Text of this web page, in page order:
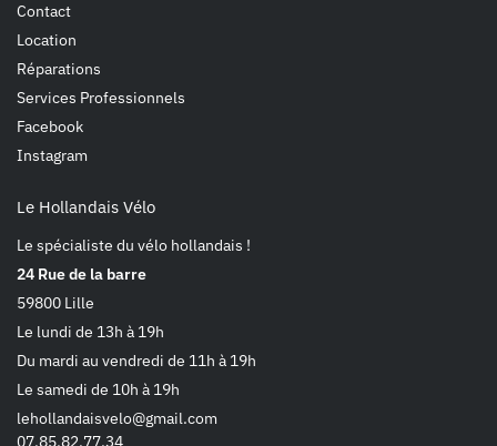
Contact
Location
Réparations
Services Professionnels
Facebook
Instagram
Le Hollandais Vélo
Le spécialiste du vélo hollandais !
24 Rue de la barre
59800 Lille
Le lundi de 13h à 19h
Du mardi au vendredi de 11h à 19h
Le samedi de 10h à 19h
lehollandaisvelo@gmail.com
07.85.82.77.34